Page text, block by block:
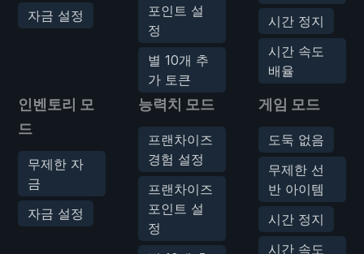
자금 설정
포인트 설
정
별 10개 추
가 토큰
시간 정지
시간 속도
배율
인벤토리 모
드
무제한 자
금
자금 설정
능력치 모드
프랜차이즈
경험 설정
프랜차이즈
포인트 설
정
게임 모드
도둑 없음
무제한 선
반 아이템
시간 정지
시간 속도